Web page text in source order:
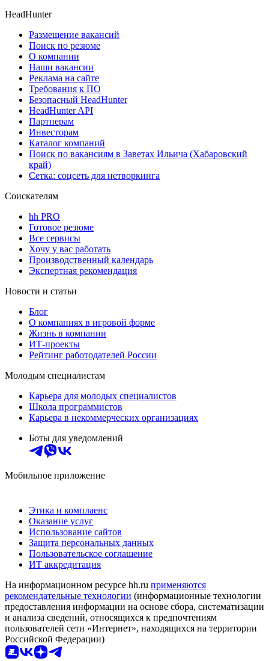
HeadHunter
Размещение вакансий
Поиск по резюме
О компании
Наши вакансии
Реклама на сайте
Требования к ПО
Безопасный HeadHunter
HeadHunter API
Партнерам
Инвесторам
Каталог компаний
Поиск по вакансиям в Заветах Ильича (Хабаровский
край)
Сетка: соцсеть для нетворкинга
Соискателям
hh PRO
Готовое резюме
Все сервисы
Хочу у вас работать
Производственный календарь
Экспертная рекомендация
Новости и статьи
Блог
О компаниях в игровой форме
Жизнь в компании
ИТ-проекты
Рейтинг работодателей России
Молодым специалистам
Карьера для молодых специалистов
Школа программистов
Карьера в некоммерческих организациях
Боты для уведомлений
Мобильное приложение
Этика и комплаенс
Оказание услуг
Использование сайтов
Защита персональных данных
Пользовательское соглашение
ИТ аккредитация
На информационном ресурсе hh.ru применяются
рекомендательные технологии (информационные технологии
предоставления информации на основе сбора, систематизации
и анализа сведений, относящихся к предпочтениям
пользователей сети «Интернет», находящихся на территории
Российской Федерации)